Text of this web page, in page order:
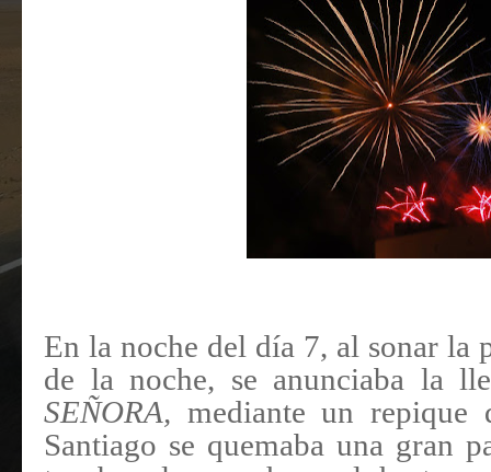
En la noche del día 7, al sonar la
de la noche, se anunciaba la
SEÑORA, mediante un repique
Santiago se quemaba una gran